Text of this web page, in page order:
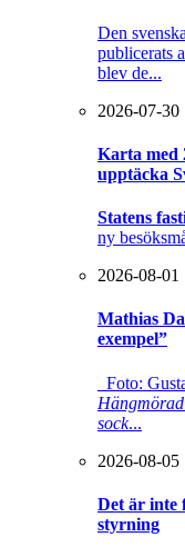
Den
publicerats
blev de...
2026-07-30
Karta med
upptäcka
Statens
ny
2026-08-01
Mathias
exempel”
Foto:
sock...
2026-08-05
Det är inte
styrning